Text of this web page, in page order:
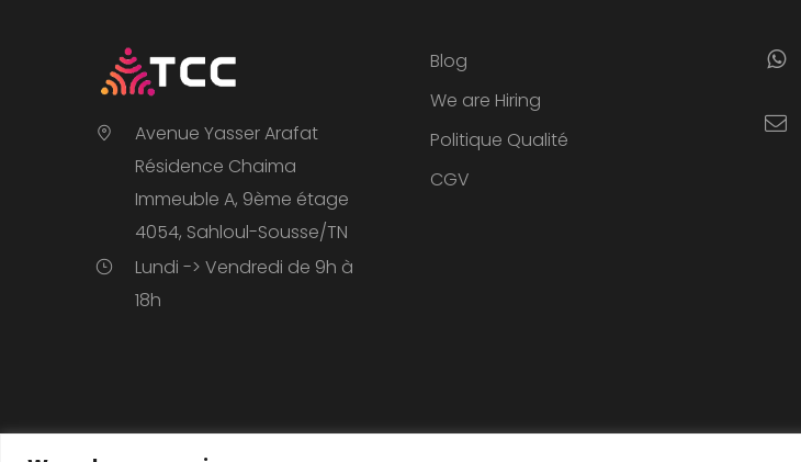
Avenue Yasser Arafat
Résidence Chaima
Immeuble A, 9ème étage
4054, Sahloul-Sousse/TN
Lundi -> Vendredi de 9h à
18h
Blog
We are Hiring
Politique Qualité
CGV